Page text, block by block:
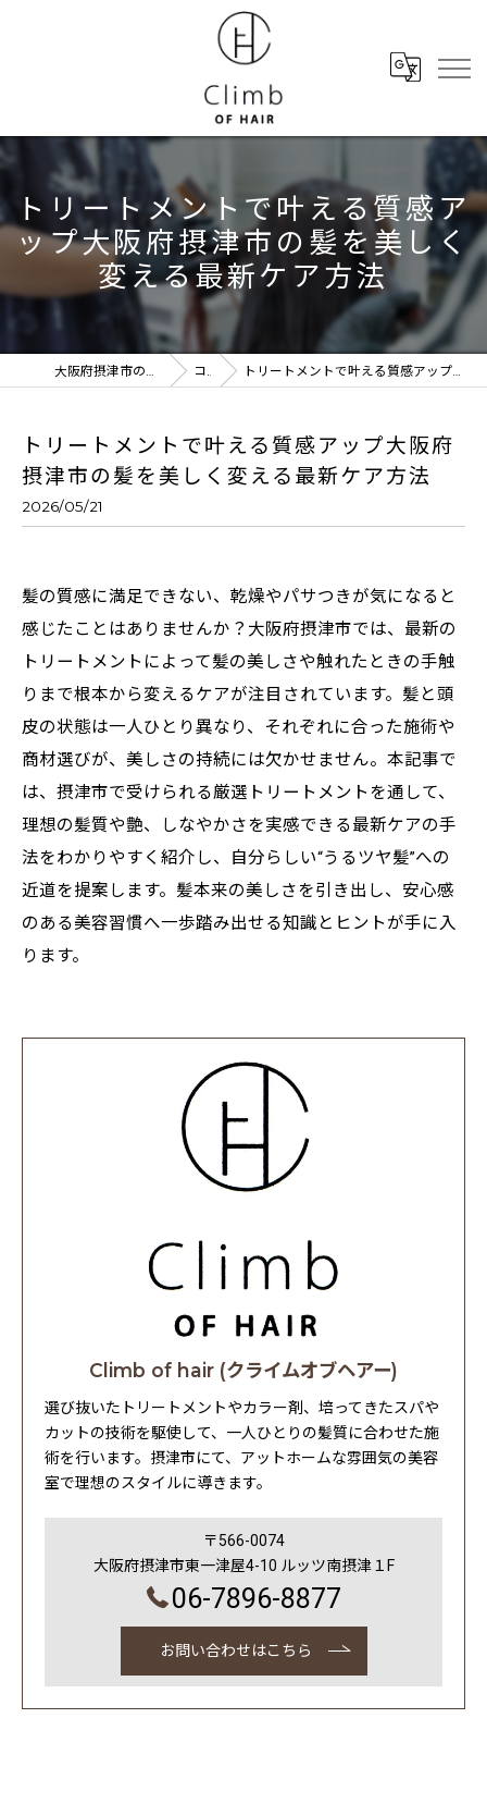
トリートメントで叶える質感ア
ップ大阪府摂津市の髪を美しく
変える最新ケア方法
大阪府摂津市の美容室ならClimb of hair コラム トリートメントで叶える質感アップ大阪府摂津市の髪を美しく変える最新ケア方法
トリートメントで叶える質感アップ大阪府
摂津市の髪を美しく変える最新ケア方法
2026/05/21
髪の質感に満足できない、乾燥やパサつきが気になると
感じたことはありませんか？大阪府摂津市では、最新の
トリートメントによって髪の美しさや触れたときの手触
りまで根本から変えるケアが注目されています。髪と頭
皮の状態は一人ひとり異なり、それぞれに合った施術や
商材選びが、美しさの持続には欠かせません。本記事で
は、摂津市で受けられる厳選トリートメントを通して、
理想の髪質や艶、しなやかさを実感できる最新ケアの手
法をわかりやすく紹介し、自分らしい“うるツヤ髪”への
近道を提案します。髪本来の美しさを引き出し、安心感
のある美容習慣へ一歩踏み出せる知識とヒントが手に入
ります。
Climb of hair (クライムオブヘアー)
選び抜いたトリートメントやカラー剤、培ってきたスパや
カットの技術を駆使して、一人ひとりの髪質に合わせた施
術を行います。摂津市にて、アットホームな雰囲気の美容
室で理想のスタイルに導きます。
〒566-0074
大阪府摂津市東一津屋4-10 ルッツ南摂津１F
06-7896-8877
お問い合わせはこちら